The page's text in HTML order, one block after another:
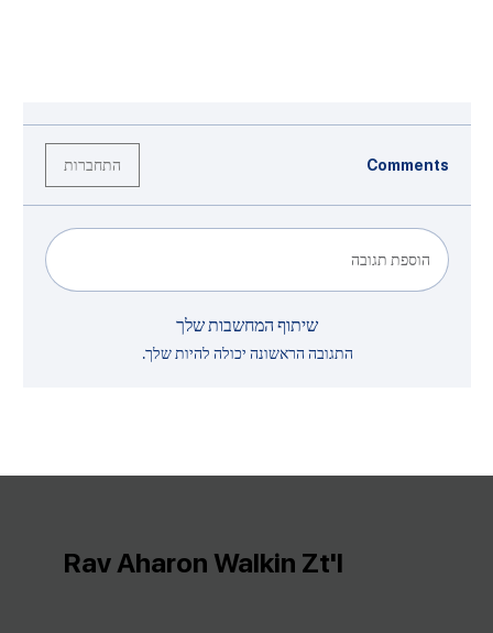
Comments התחברות
הוספת תגובה
שיתוף המחשבות שלך
התגובה הראשונה יכולה להיות שלך.
Rav Aharon Walkin Zt'l